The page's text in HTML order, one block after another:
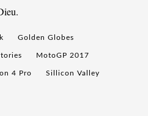
Golden Globes
MotoGP 2017
4 Pro Sillicon Valley